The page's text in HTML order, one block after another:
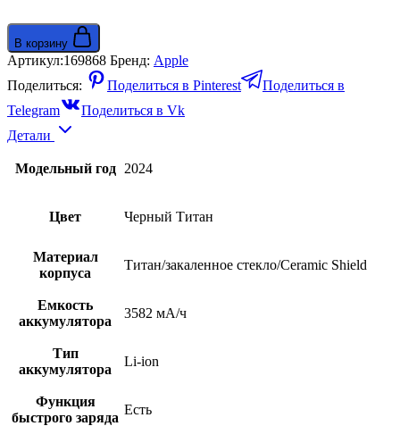
В корзину
Артикул:169868 Бренд: Apple
Поделиться:
Поделиться в Pinterest
Поделиться в
Telegram
Поделиться в Vk
Детали
Модельный год 2024
Цвет Черный Титан
Материал
корпуса
Титан/закаленное стекло/Ceramic Shield
Емкость
аккумулятора
3582 мА/ч
Тип
аккумулятора
Li-ion
Функция
быстрого заряда
Есть